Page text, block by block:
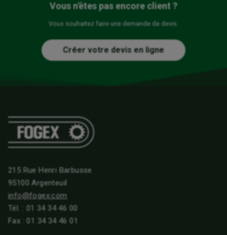
Vous n'êtes pas encore client ?
Vous souhaitez faire une demande de devis.
Créer votre devis en ligne
215 Rue Henri Barbusse
95100 Argenteuil
info@fogex.com
Tél. : 01 34 34 46 00
Fax : 01 34 34 46 01